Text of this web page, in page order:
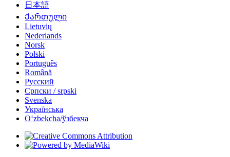
日本語
Ქართული
Lietuvių
Nederlands
Norsk
Polski
Português
Română
Русский
Српски / srpski
Svenska
Українська
Oʻzbekcha/ўзбекча